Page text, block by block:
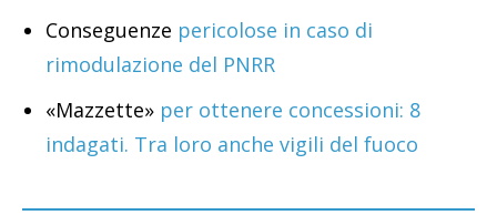
Conseguenze pericolose in caso di
rimodulazione del PNRR
«Mazzette» per ottenere concessioni: 8
indagati. Tra loro anche vigili del fuoco